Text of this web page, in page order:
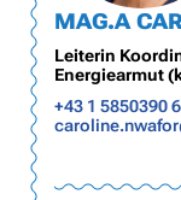
MAG.A
Leiterin
Energiearmut
+43 1 5850390